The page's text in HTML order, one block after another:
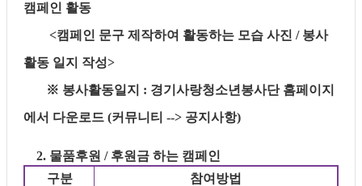
캠페인 활동
<캠페인 문구 제작하여 활동하는 모습 사진 / 봉사
활동 일지 작성>
※ 봉사활동일지 : 경기사랑청소년봉사단 홈페이지
에서 다운로드 (커뮤니티 --> 공지사항)
2. 물품후원 / 후원금 하는 캠페인
구분
참여방법